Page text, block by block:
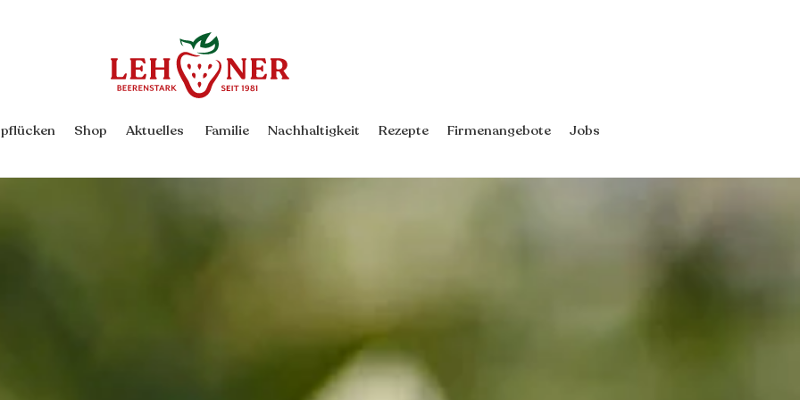
Shop Aktuelles Familie Nachhaltigkeit Rezepte Firmenangebote Jobs
To
Top